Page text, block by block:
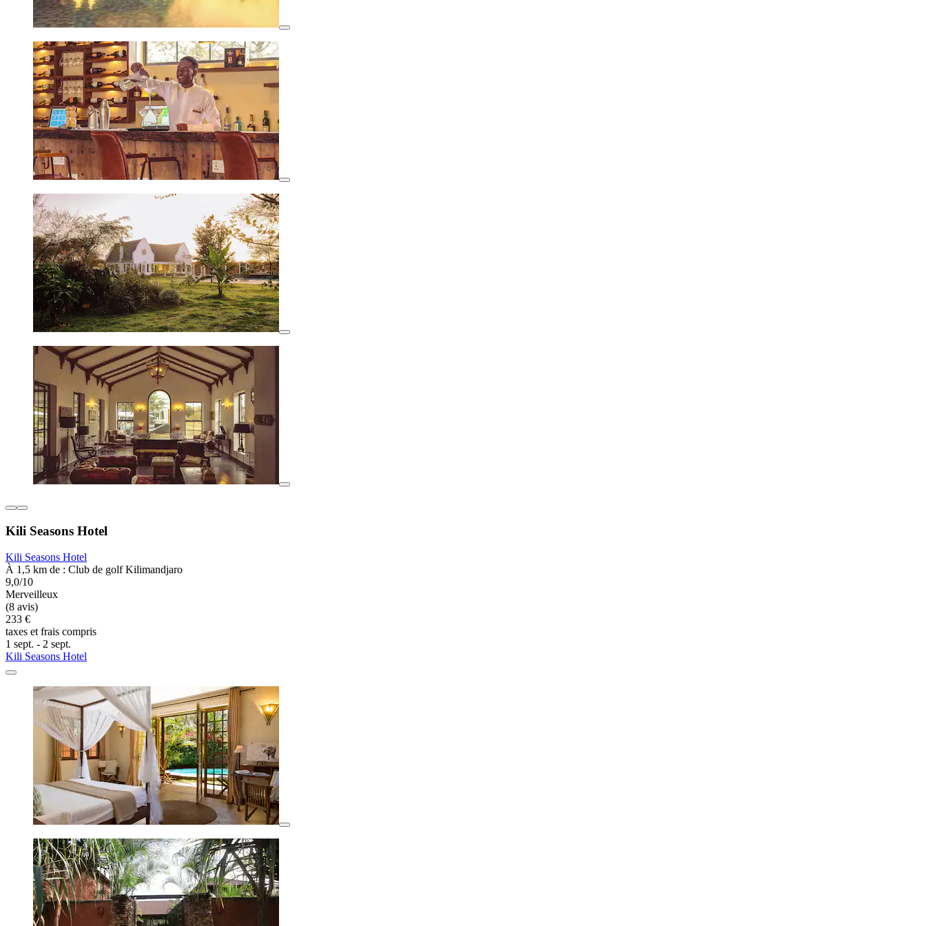
Kili Seasons Hotel
Kili Seasons Hotel
À 1,5 km de : Club de golf Kilimandjaro
9,0/10
Merveilleux
(8 avis)
233 €
taxes et frais compris
1 sept. - 2 sept.
Kili Seasons Hotel